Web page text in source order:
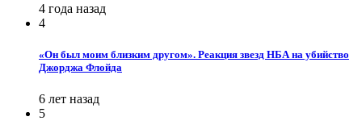
4 года назад
4
«Он был моим близким другом». Реакция звезд НБА на убийство
Джорджа Флойда
6 лет назад
5